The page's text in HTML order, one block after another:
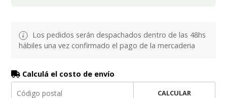
Los pedidos serán despachados dentro de las 48hs
hábiles una vez confirmado el pago de la mercaderia
Calculá el costo de envío
CALCULAR